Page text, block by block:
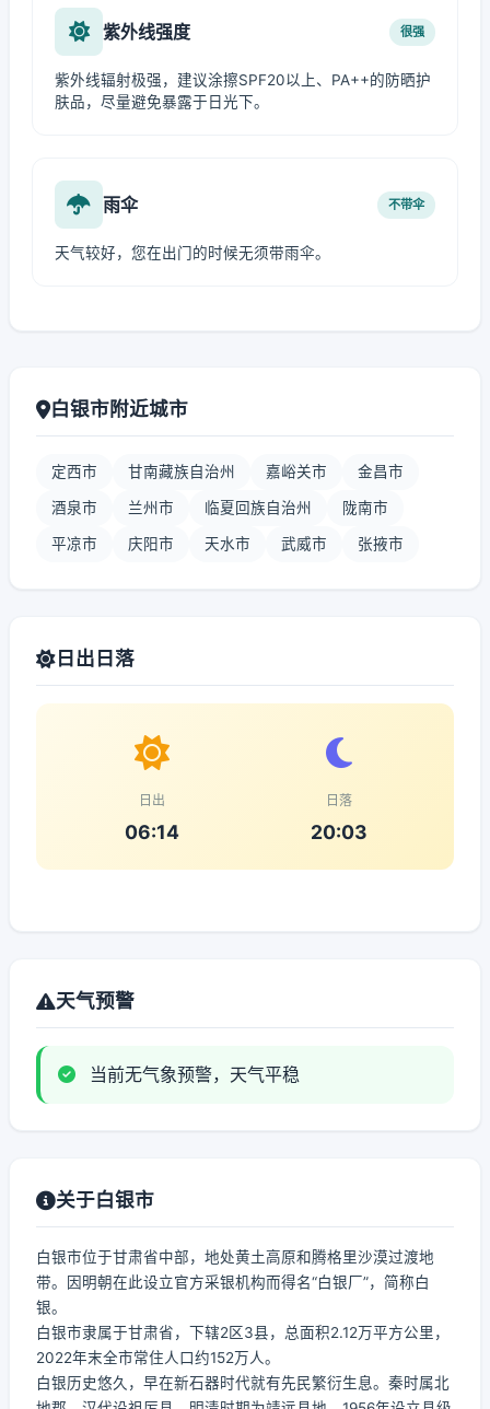
紫外线强度 很强
紫外线辐射极强，建议涂擦SPF20以上、PA++的防晒护
肤品，尽量避免暴露于日光下。
雨伞 不带伞
天气较好，您在出门的时候无须带雨伞。
白银市附近城市
定西市 甘南藏族自治州 嘉峪关市 金昌市
酒泉市 兰州市 临夏回族自治州 陇南市
平凉市 庆阳市 天水市 武威市 张掖市
日出日落
日出
06:14
日落
20:03
天气预警
当前无气象预警，天气平稳
关于白银市
白银市位于甘肃省中部，地处黄土高原和腾格里沙漠过渡地
带。因明朝在此设立官方采银机构而得名“白银厂”，简称白
银。
白银市隶属于甘肃省，下辖2区3县，总面积2.12万平方公里，
2022年末全市常住人口约152万人。
白银历史悠久，早在新石器时代就有先民繁衍生息。秦时属北